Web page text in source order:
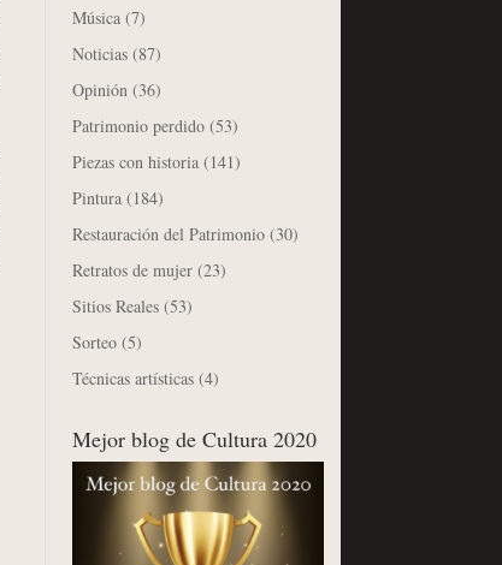
Música (7)
Noticias (87)
Opinión (36)
Patrimonio perdido (53)
Piezas con historia (141)
Pintura (184)
Restauración del Patrimonio (30)
Retratos de mujer (23)
Sitios Reales (53)
Sorteo (5)
Técnicas artísticas (4)
Mejor blog de Cultura 2020